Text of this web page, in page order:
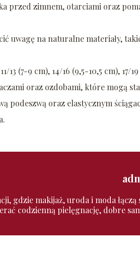
przed zimnem, otarciami oraz
uwagę na naturalne materiały,
(7-9 cm), 14/16 (9,5-10,5 cm), 17/19
oraz ozdobami, które mogą
podeszwą oraz elastycznym
gdzie makijaż, uroda i moda
codzienną pielęgnację, dobre